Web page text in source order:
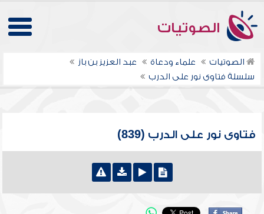
الصوتيات
الصوتيات علماء ودعاة
عبد العزيز بن باز
سلسلة فتاوى نور على الدرب
فتاوى نور على الدرب (839)